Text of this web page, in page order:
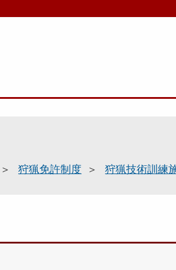
狩猟免許制度 狩猟技術訓練